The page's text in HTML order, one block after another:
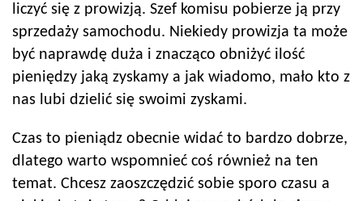
liczyć się z prowizją. Szef komisu pobierze ją przy
sprzedaży samochodu. Niekiedy prowizja ta może
być naprawdę duża i znacząco obniżyć ilość
pieniędzy jaką zyskamy a jak wiadomo, mało kto z
nas lubi dzielić się swoimi zyskami.
Czas to pieniądz obecnie widać to bardzo dobrze,
dlatego warto wspomnieć coś również na ten
temat. Chcesz zaoszczędzić sobie sporo czasu a